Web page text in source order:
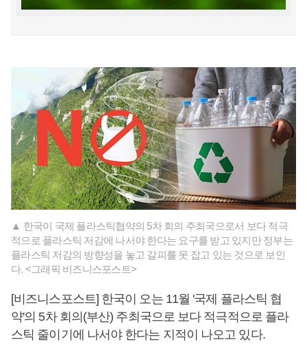
▲ 한국이 국제 플라스틱협약의 5차 회의 주최국으로서 보다 적극
적으로 플라스틱 저감에 나서야 한다는 요구를 받고 있지만 정부는
플라스틱 저감의 방향성을 놓고 갈피를 못 잡고 있는 것으로 보인
다. <그래픽 비즈니스포스트>
[비즈니스포스트] 한국이 오는 11월 '국제 플라스틱 협
약'의 5차 회의(부산) 주최국으로 보다 적극적으로 플라
스틱 줄이기에 나서야 한다는 지적이 나오고 있다.